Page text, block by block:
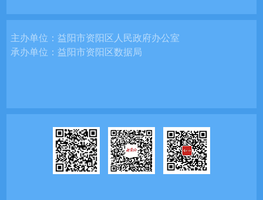
主办单位：益阳市资阳区人民政府办公室
承办单位：益阳市资阳区数据局